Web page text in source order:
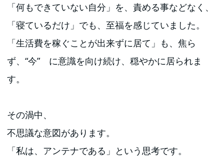
「何もできていない自分」を、責める事などなく、
「寝ているだけ」でも、至福を感じていました。
「生活費を稼ぐことが出来ずに居て」も、焦ら
ず、“今” に意識を向け続け、穏やかに居られま
す。
その渦中、
不思議な意図があります。
「私は、アンテナである」という思考です。